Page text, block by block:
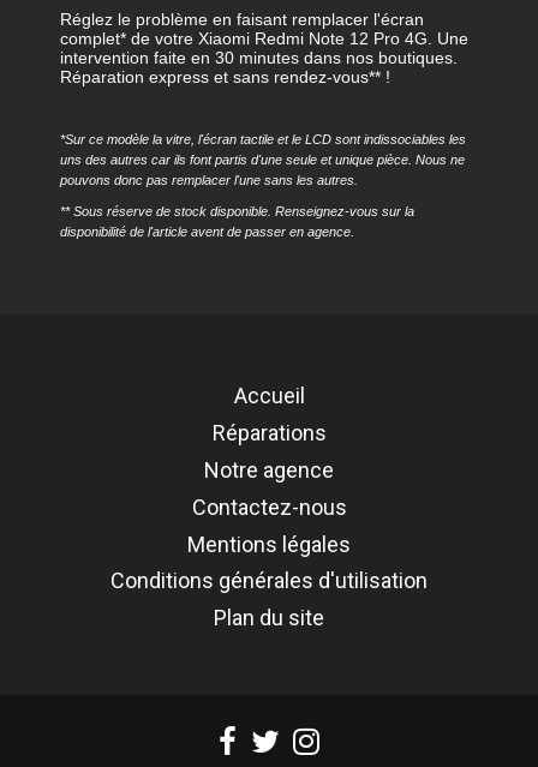
Réglez le problème en faisant remplacer l'écran
complet* de votre Xiaomi Redmi Note 12 Pro 4G. Une
intervention faite en 30 minutes dans nos boutiques.
Réparation express et sans rendez-vous** !
*Sur ce modèle la vitre, l'écran tactile et le LCD sont indissociables les
uns des autres car ils font partis d'une seule et unique pièce. Nous ne
pouvons donc pas remplacer l'une sans les autres.
** Sous réserve de stock disponible. Renseignez-vous sur la
disponibilité de l'article avent de passer en agence.
Accueil
Réparations
Notre agence
Contactez-nous
Mentions légales
Conditions générales d'utilisation
Plan du site